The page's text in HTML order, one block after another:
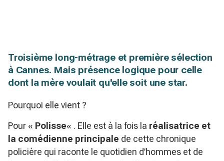
Troisième long-métrage et première sélection
à Cannes. Mais présence logique pour celle
dont la mère voulait qu'elle soit une star.
Pourquoi elle vient ?
Pour « Polisse« . Elle est à la fois la réalisatrice et
la comédienne principale de cette chronique
policière qui raconte le quotidien d’hommes et de